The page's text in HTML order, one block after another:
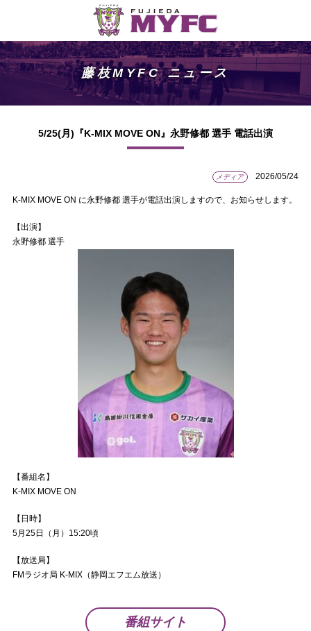
藤枝MYFC ニュース
5/25(月)『K-MIX MOVE ON』永野修都 選手 電話出演
メディア 2026/05/24
K-MIX MOVE ON に永野修都 選手が電話出演しますので、お知らせします。
【出演】
永野修都 選手
【番組名】
K-MIX MOVE ON
【日時】
5月25日（月）15:20頃
【放送局】
FMラジオ局 K-MIX（静岡エフエム放送）
番組サイト